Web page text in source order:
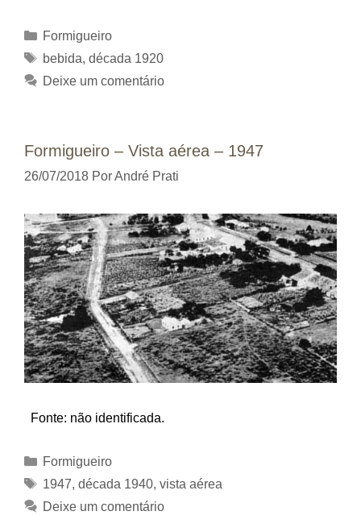
Categorias
Formigueiro
Tags
bebida, década 1920
Deixe um comentário
Formigueiro – Vista aérea – 1947
26/07/2018 PorAndré Prati
Fonte: não identificada.
Categorias
Formigueiro
Tags
1947, década 1940, vista aérea
Deixe um comentário